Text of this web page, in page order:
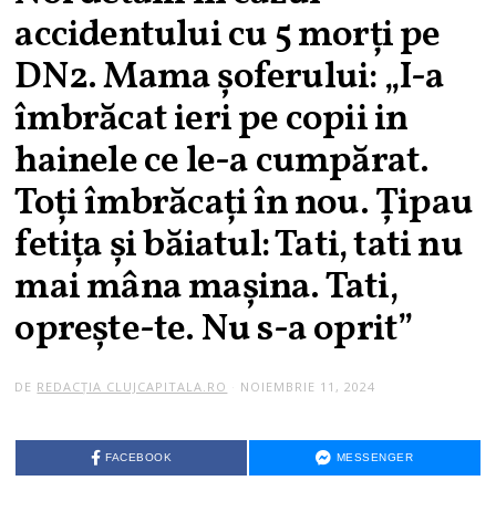
accidentului cu 5 morți pe
DN2. Mama șoferului: „I-a
îmbrăcat ieri pe copii in
hainele ce le-a cumpărat.
Toţi îmbrăcaţi în nou. Ţipau
fetiţa şi băiatul: Tati, tati nu
mai mâna maşina. Tati,
opreşte-te. Nu s-a oprit”
DE REDACȚIA CLUJCAPITALA.RO NOIEMBRIE 11, 2024
FACEBOOK MESSENGER